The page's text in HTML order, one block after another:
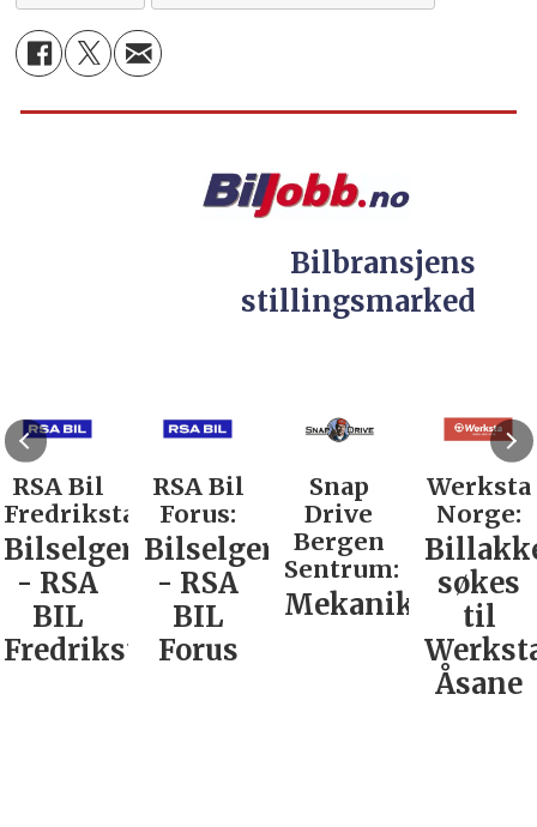
Bilbransjens
stillingsmarked
RSA Bil
Fredrikstad:
Bilselger
- RSA
BIL
Fredrikstad
RSA Bil
Forus:
Bilselger
- RSA
BIL
Forus
Snap
Drive
Bergen
Sentrum:
Mekaniker
Werksta
Norge:
søkes
til
Åsane